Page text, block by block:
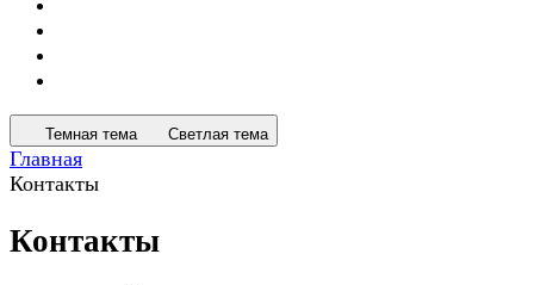
Темная тема Светлая тема
Главная
Контакты
Контакты